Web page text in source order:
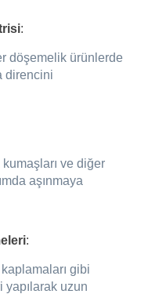
:
döşemelik ürünlerde
direncini
ve diğer
aşınmaya
:
gibi
yapılarak uzun